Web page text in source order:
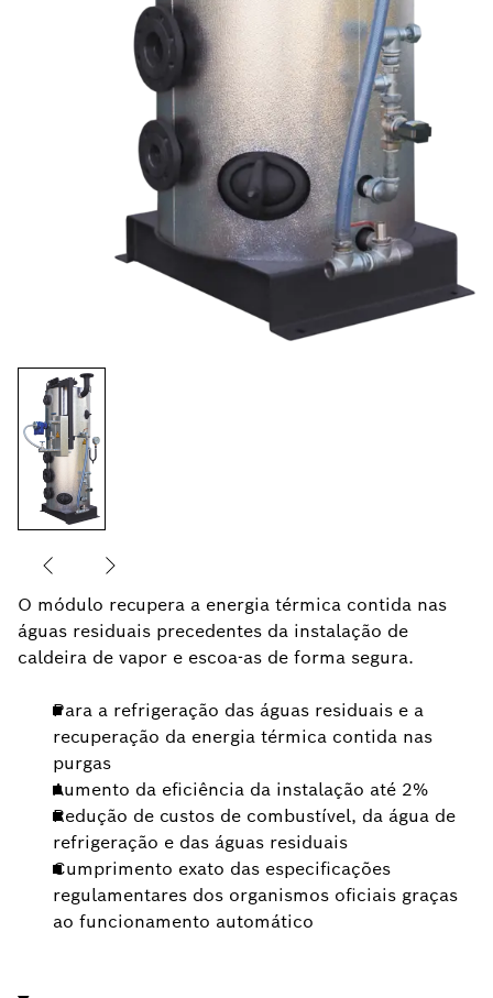
O módulo recupera a energia térmica contida nas
águas residuais precedentes da instalação de
caldeira de vapor e escoa-as de forma segura.
Para a refrigeração das águas residuais e a
recuperação da energia térmica contida nas
purgas
Aumento da eficiência da instalação até 2%
Redução de custos de combustível, da água de
refrigeração e das águas residuais
Cumprimento exato das especificações
regulamentares dos organismos oficiais graças
ao funcionamento automático